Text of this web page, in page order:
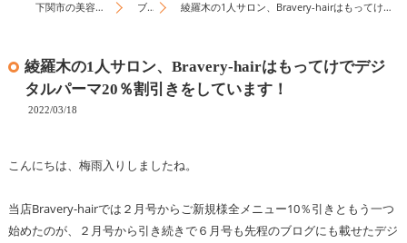
下関市の美容院はBravery-hair ブログ 綾羅木の1人サロン、Bravery-hairはもってけでデジタルパーマ20％割引きをしています！
綾羅木の1人サロン、Bravery-hairはもってけでデジ
タルパーマ20％割引きをしています！
2022/03/18
こんにちは、梅雨入りしましたね。
当店Bravery-hairでは２月号からご新規様全メニュー10％引きともう一つ
始めたのが、２月号から引き続きで６月号も先程のブログにも載せたデジ